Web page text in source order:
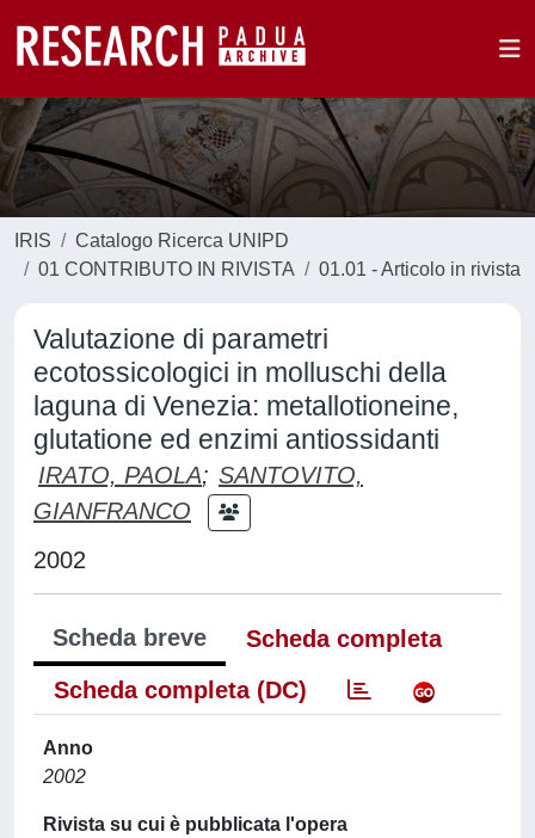
IRIS
Catalogo Ricerca UNIPD
01 CONTRIBUTO IN RIVISTA
01.01 - Articolo in rivista
Valutazione di parametri
ecotossicologici in molluschi della
laguna di Venezia: metallotioneine,
glutatione ed enzimi antiossidanti
IRATO, PAOLA; SANTOVITO,
GIANFRANCO
2002
Scheda breve
Scheda completa
Scheda completa (DC)
Anno
2002
Rivista su cui è pubblicata l'opera